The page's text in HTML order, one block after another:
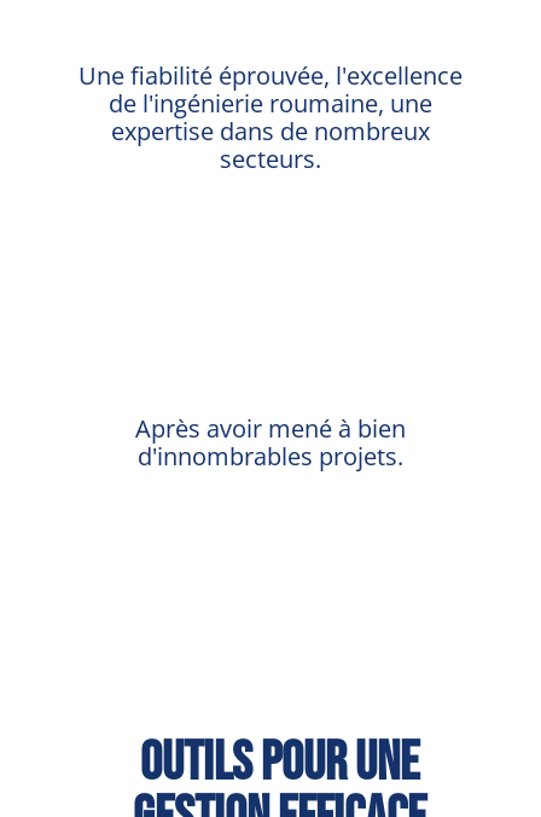
Une fiabilité éprouvée, l'excellence
de l'ingénierie roumaine, une
expertise dans de nombreux
secteurs.
Après avoir mené à bien
d'innombrables projets.
Outils pour une